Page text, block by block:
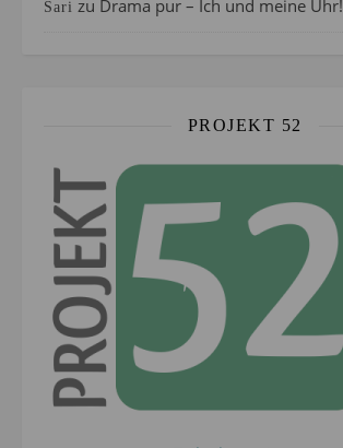
Sari zu Drama pur – Ich und meine Uhr!
PROJEKT 52